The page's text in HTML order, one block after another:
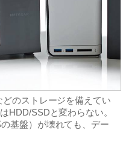
のストレージを備えてい
HDD/SSDと変わらない。
基盤）が壊れても、デー